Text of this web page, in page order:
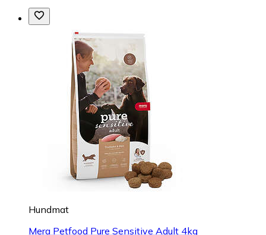
Hundmat
Mera Petfood Pure Sensitive Adult 4kg